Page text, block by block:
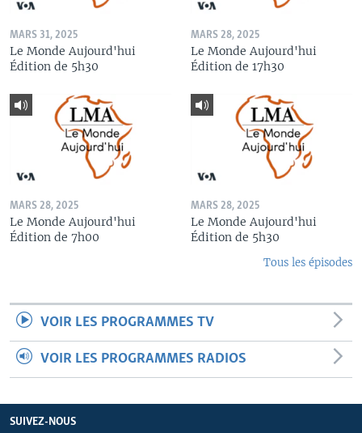
MARS 31, 2025
Le Monde Aujourd'hui
Édition de 5h30
MARS 28, 2025
Le Monde Aujourd'hui
Édition de 17h30
MARS 28, 2025
Le Monde Aujourd'hui
Édition de 7h00
MARS 28, 2025
Le Monde Aujourd'hui
Édition de 5h30
Tous les épisodes
VOIR LES PROGRAMMES TV
VOIR LES PROGRAMMES RADIOS
SUIVEZ-NOUS